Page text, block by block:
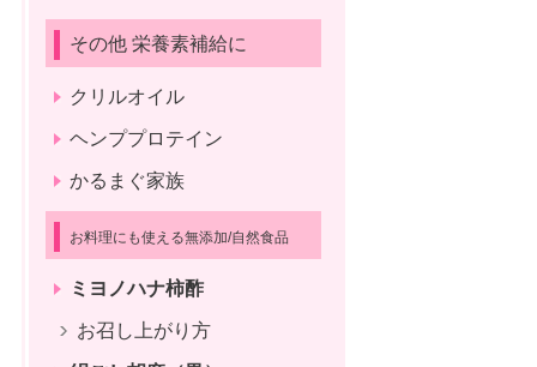
その他 栄養素補給に
クリルオイル
ヘンププロテイン
かるまぐ家族
お料理にも使える無添加/自然食品
ミヨノハナ柿酢
お召し上がり方